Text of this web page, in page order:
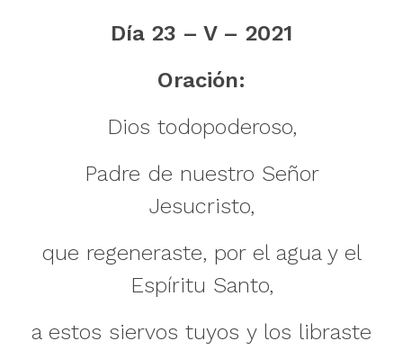
Día 23 – V – 2021
Oración:
Dios todopoderoso,
Padre de nuestro Señor
Jesucristo,
que regeneraste, por el agua y el
Espíritu Santo,
a estos siervos tuyos y los libraste